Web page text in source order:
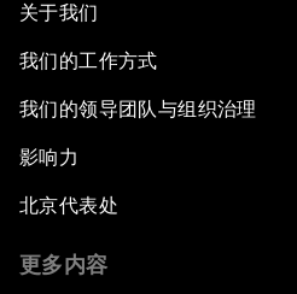
Asia Security Outlook
Rethinking Economic
Equitable Employment
Global Statesmanship
关于我们
我们的工作方式
我们的领导团队与组织治理
影响力
北京代表处
更多内容